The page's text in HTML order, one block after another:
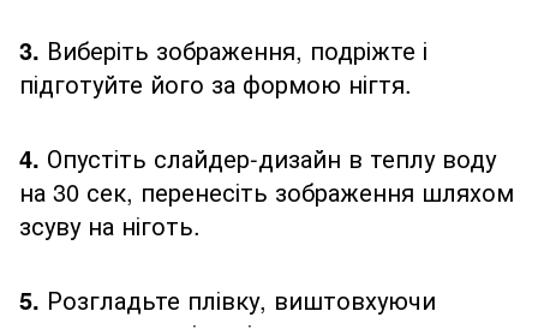
3. Виберіть зображення, подріжте і
підготуйте його за формою нігтя.
4. Опустіть слайдер-дизайн в теплу воду
на 30 сек, перенесіть зображення шляхом
зсуву на ніготь.
5. Розгладьте плівку, виштовхуючи